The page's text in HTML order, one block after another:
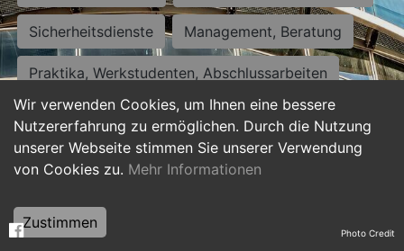
Wir verwenden Cookies, um Ihnen eine bessere
Nutzererfahrung zu ermöglichen. Durch die Nutzung
unserer Webseite stimmen Sie unserer Verwendung
von Cookies zu. Mehr Informationen
Zustimmen
Sicherheitsdienste Management, Beratung
Praktika, Werkstudenten, Abschlussarbeiten
Personalwesen Assistenz, Sekretariat
Hilfskräfte, Aushilfs- und Nebenjobs
Weiterbildung, Studium, duale Ausbildung Photo Credit